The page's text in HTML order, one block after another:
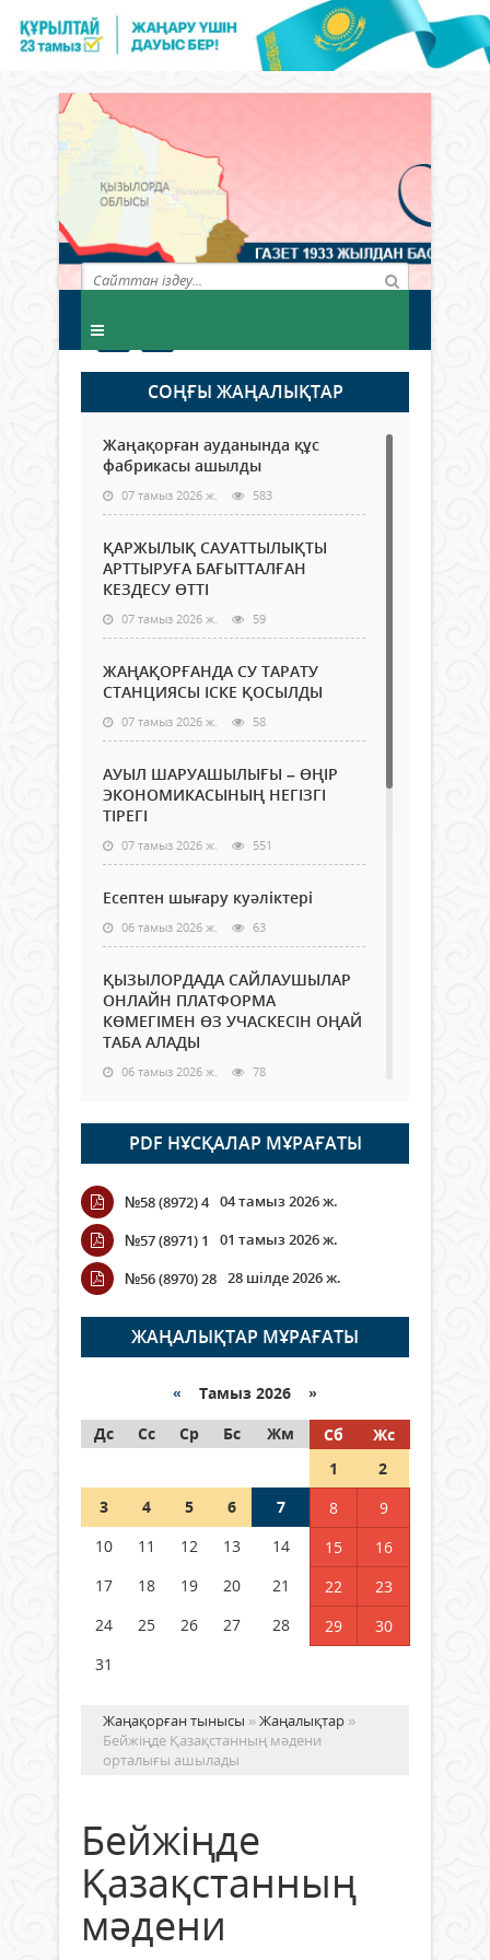
СОҢҒЫ ЖАҢАЛЫҚТАР
Жаңақорған ауданында құс
фабрикасы ашылды
07 тамыз 2026 ж. 583
ҚАРЖЫЛЫҚ САУАТТЫЛЫҚТЫ
АРТТЫРУҒА БАҒЫТТАЛҒАН
КЕЗДЕСУ ӨТТІ
07 тамыз 2026 ж. 59
ЖАҢАҚОРҒАНДА СУ ТАРАТУ
СТАНЦИЯСЫ ІСКЕ ҚОСЫЛДЫ
07 тамыз 2026 ж. 58
АУЫЛ ШАРУАШЫЛЫҒЫ – ӨҢІР
ЭКОНОМИКАСЫНЫҢ НЕГІЗГІ
ТІРЕГІ
07 тамыз 2026 ж. 551
Есептен шығару куәліктері
06 тамыз 2026 ж. 63
ҚЫЗЫЛОРДАДА САЙЛАУШЫЛАР
ОНЛАЙН ПЛАТФОРМА
КӨМЕГІМЕН ӨЗ УЧАСКЕСІН ОҢАЙ
ТАБА АЛАДЫ
06 тамыз 2026 ж. 78
Open Air: Қызылорда облысы
полиция департаменті 20
мыңнан астам көрерменнің
қауіпсіздігін қамтамасыз етті
06 тамыз 2026 ж.
Wi-Fi ҚАБЫРҒА АРҚЫЛЫ ҚАЛАЙ
ӨТЕДІ?
06 тамыз 2026 ж. 255
граждане Казахстана,
05 тамыз 2026 ж. 134
Шетелде жүрген Қазақстан
азаматтары қалай дауыс бере
PDF НҰСҚАЛАР МҰРАҒАТЫ
№58 (8972) 4 04 тамыз 2026 ж.
№57 (8971) 1
01 тамыз 2026 ж.
№56 (8970) 28 28 шілде 2026 ж.
ЖАҢАЛЫҚТАР МҰРАҒАТЫ
« Тамыз 2026 »
Дс
Сс Ср Бс Жм Сб
Жс
1
2
3
4 5 6 7 8
9
10
11 12 13 14 15
16
17
18 19 20 21 22
23
24
25 26 27 28 29
30
31
Жаңақорған тынысы »Жаңалықтар »
Бейжіңде Қазақстанның мәдени
орталығы ашылады
Бейжіңде
Қазақстанның
мәдени